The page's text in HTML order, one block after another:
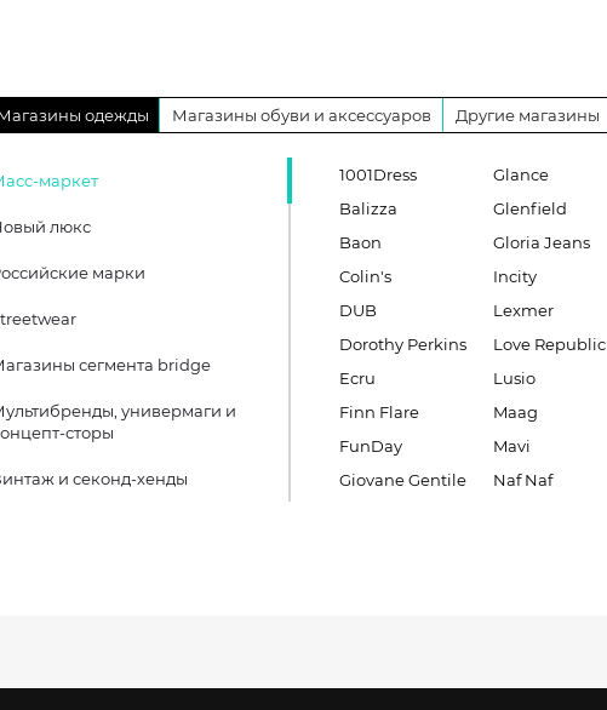
одежды Магазины обуви и аксессуаров Другие магазины
маркет
люкс
марки
сегмента bridge
универмаги и
сторы
и секонд-хенды
1001Dress
Balizza
Baon
Colin's
DUB
Dorothy Perkins
Ecru
Finn Flare
FunDay
Giovane Gentile
Glance
Glenfield
Gloria Jeans
Incity
Lexmer
Love Republic
Lusio
Maag
Mavi
Naf Naf